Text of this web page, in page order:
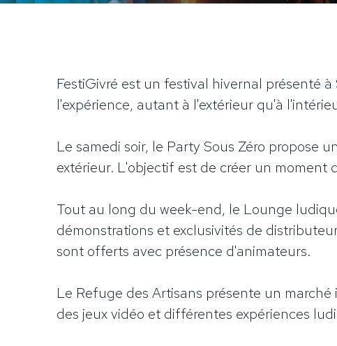
FestiGivré est un festival hivernal présenté
l'expérience, autant à l'extérieur qu'à
Le samedi soir, le Party Sous Zéro propose
extérieur. L'objectif est de créer un
Tout au long du week-end, le Lounge
démonstrations et exclusivités de
sont offerts avec présence d'animateurs.
Le Refuge des Artisans présente un
des jeux vidéo et différentes expériences